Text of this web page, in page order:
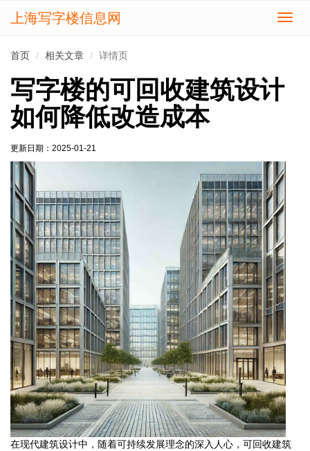
切
上海写字楼信息网
首页 相关文章 详情页
写字楼的可回收建筑设计
如何降低改造成本
更新日期： 2025-01-21
在现代建筑设计中，随着可持续发展理念的深入人心，可回收建筑